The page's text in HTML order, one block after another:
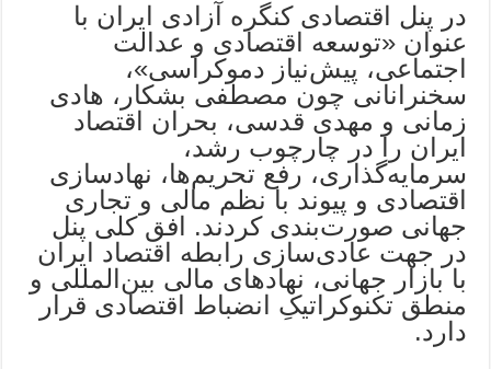
در پنل اقتصادی کنگره آزادی ایران با
عنوان «توسعه اقتصادی و عدالت
اجتماعی، پیش‌نیاز دموکراسی»،
سخنرانانی چون مصطفی بشکار، هادی
زمانی و مهدی قدسی، بحران اقتصاد
ایران را در چارچوب رشد،
سرمایه‌گذاری، رفع تحریم‌ها، نهادسازی
اقتصادی و پیوند با نظم مالی و تجاری
جهانی صورت‌بندی کردند. افق کلی پنل
در جهت عادی‌سازی رابطه اقتصاد ایران
با بازار جهانی، نهادهای مالی بین‌المللی و
منطق تکنوکراتیکِ انضباط اقتصادی قرار
دارد.